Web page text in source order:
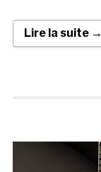
Lire la suite →